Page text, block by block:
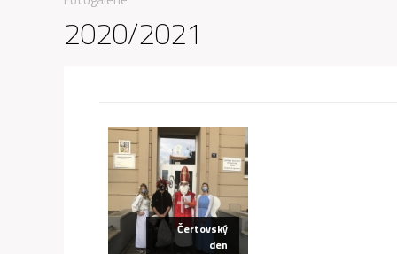
2020/2021
Čertovský
den